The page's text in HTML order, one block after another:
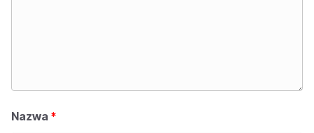
Nazwa *